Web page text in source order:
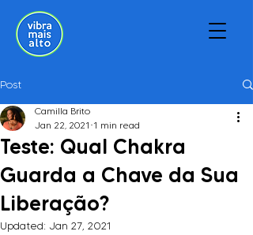
Post
Teste: Qual Chakra
Guarda a Chave da Sua
Liberação?
Camilla Brito
Jan 22, 2021 1 min read
Updated: Jan 27, 2021